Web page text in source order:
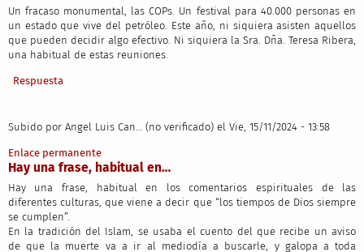
Un fracaso monumental, las COPs. Un festival para 40.000 personas en
un estado que vive del petróleo. Este año, ni siquiera asisten aquellos
que pueden decidir algo efectivo. Ni siquiera la Sra. Dña. Teresa Ribera,
una habitual de estas reuniones.
Respuesta
Subido por Angel Luis Can… (no verificado) el Vie, 15/11/2024 - 13:58
Enlace permanente
Hay una frase, habitual en…
Hay una frase, habitual en los comentarios espirituales de las
diferentes culturas, que viene a decir que “los tiempos de Dios siempre
se cumplen”.
En la tradición del Islam, se usaba el cuento del que recibe un aviso
de que la muerte va a ir al mediodía a buscarle, y galopa a toda